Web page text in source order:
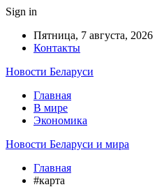
Sign in
Пятница, 7 августа, 2026
Контакты
Новости Беларуси
Главная
В мире
Экономика
Новости Беларуси и мира
Главная
#карта